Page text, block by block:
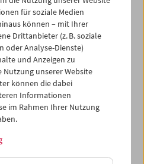
07 08 09
29.3.
für soziale Medien
können – mit Ihrer
Drittanbieter (z. B. soziale
oder Analyse-Dienste)
und Anzeigen zu
unserer Website
können die dabei
Informationen
im Rahmen Ihrer Nutzung